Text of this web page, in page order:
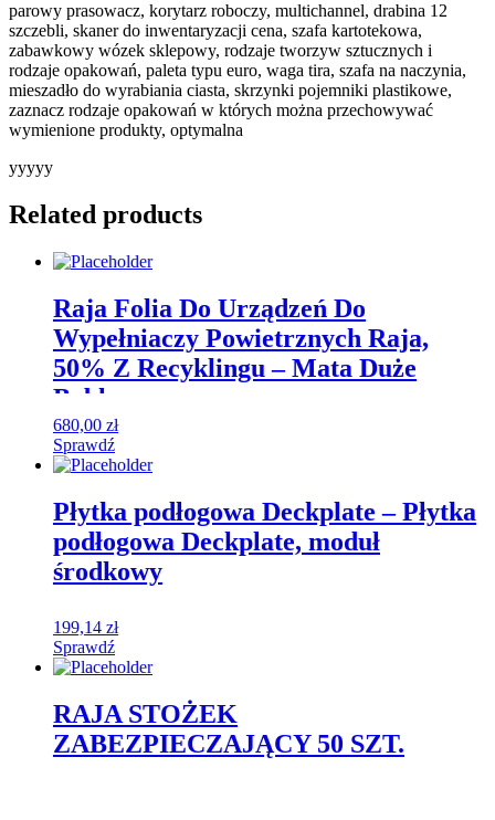
parowy prasowacz, korytarz roboczy, multichannel, drabina 12
szczebli, skaner do inwentaryzacji cena, szafa kartotekowa,
zabawkowy wózek sklepowy, rodzaje tworzyw sztucznych i
rodzaje opakowań, paleta typu euro, waga tira, szafa na naczynia,
mieszadło do wyrabiania ciasta, skrzynki pojemniki plastikowe,
zaznacz rodzaje opakowań w których można przechowywać
wymienione produkty, optymalna
yyyyy
Related products
Raja Folia Do Urządzeń Do
Wypełniaczy Powietrznych Raja,
50% Z Recyklingu – Mata Duże
Bąble
680,00 zł
Sprawdź
Płytka podłogowa Deckplate – Płytka
podłogowa Deckplate, moduł
środkowy
199,14 zł
Sprawdź
RAJA STOŻEK
ZABEZPIECZAJĄCY 50 SZT.